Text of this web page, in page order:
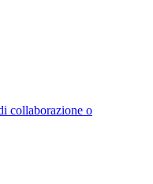
collaborazione o